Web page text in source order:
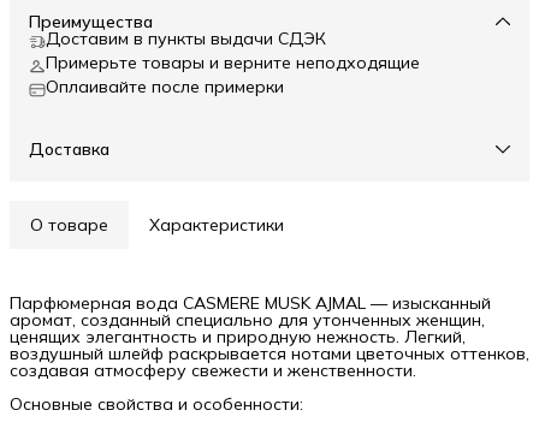
Преимущества
Доставим в пункты выдачи СДЭК
Примерьте товары и верните неподходящие
Оплаивайте после примерки
Доставка
О товаре Характеристики
Парфюмерная вода CASMERE MUSK AJMAL — изысканный
аромат, созданный специально для утонченных женщин,
ценящих элегантность и природную нежность. Легкий,
воздушный шлейф раскрывается нотами цветочных оттенков,
создавая атмосферу свежести и женственности.
Основные свойства и особенности: